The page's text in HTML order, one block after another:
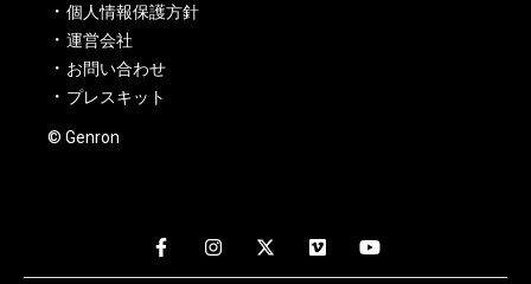
個人情報保護方針
運営会社
お問い合わせ
プレスキット
© Genron